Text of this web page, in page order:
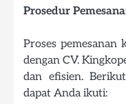
Prosedur
Proses
dengan CV.
dan efisien.
dapat Anda ikuti: